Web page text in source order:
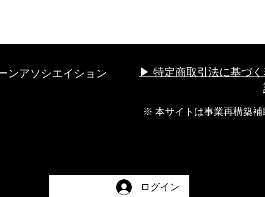
ンアソシエイション
▶︎ 特定商取引法に基づく
※ 本サイトは事業再構築補
ログイン